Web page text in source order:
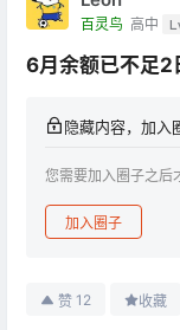
百灵鸟 高中
6月余额已不足2
隐藏内容，加入
您需要加入圈子之后
加入圈子
赞 12 收藏